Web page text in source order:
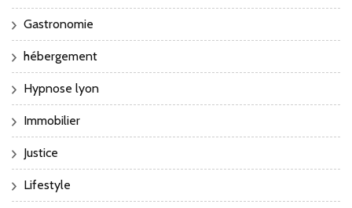
Gastronomie
hébergement
Hypnose lyon
Immobilier
Justice
Lifestyle